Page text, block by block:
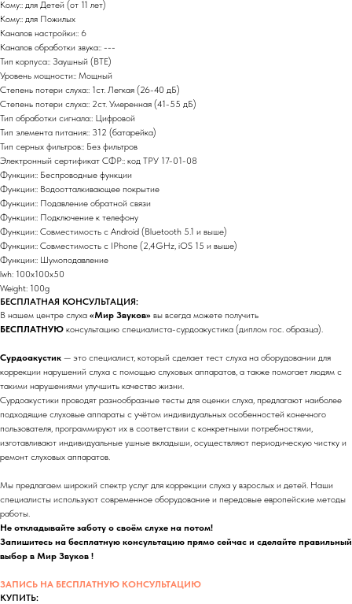
Кому:: для Детей (от 11 лет)
Кому:: для Пожилых
Каналов настройки:: 6
Каналов обработки звука:: ---
Тип корпуса:: Заушный (BTE)
Уровень мощности:: Мощный
Степень потери слуха:: 1ст. Легкая (26-40 дБ)
Степень потери слуха:: 2ст. Умеренная (41-55 дБ)
Тип обработки сигнала:: Цифровой
Тип элемента питания:: 312 (батарейка)
Тип серных фильтров:: Без фильтров
Электронный сертификат СФР:: код ТРУ 17-01-08
Функции:: Беспроводные функции
Функции:: Водоотталкивающее покрытие
Функции:: Подавление обратной связи
Функции:: Подключение к телефону
Функции:: Совместимость с Android (Bluetooth 5.1 и выше)
Функции:: Совместимость с IPhone (2,4GHz, iOS 15 и выше)
Функции:: Шумоподавление
lwh: 100x100x50
Weight: 100g
БЕСПЛАТНАЯ КОНСУЛЬТАЦИЯ:
В нашем центре слуха «Мир Звуков» вы всегда можете получить
БЕСПЛАТНУЮ консультацию специалиста-сурдоакустика (диплом гос. образца).
Сурдоакустик — это специалист, который сделает тест слуха на оборудовании для
коррекции нарушений слуха с помощью слуховых аппаратов, а также помогает людям с
такими нарушениями улучшить качество жизни.
Сурдоакустики проводят разнообразные тесты для оценки слуха, предлагают наиболее
подходящие слуховые аппараты с учётом индивидуальных особенностей конечного
пользователя, программируют их в соответствии с конкретными потребностями,
изготавливают индивидуальные ушные вкладыши, осуществляют периодическую чистку и
ремонт слуховых аппаратов.
Мы предлагаем широкий спектр услуг для коррекции слуха у взрослых и детей. Наши
специалисты используют современное оборудование и передовые европейские методы
работы.
Не откладывайте заботу о своём слухе на потом!
Запишитесь на бесплатную консультацию прямо сейчас и сделайте правильный
выбор в Мир Звуков !
ЗАПИСЬ НА БЕСПЛАТНУЮ КОНСУЛЬТАЦИЮ
КУПИТЬ: